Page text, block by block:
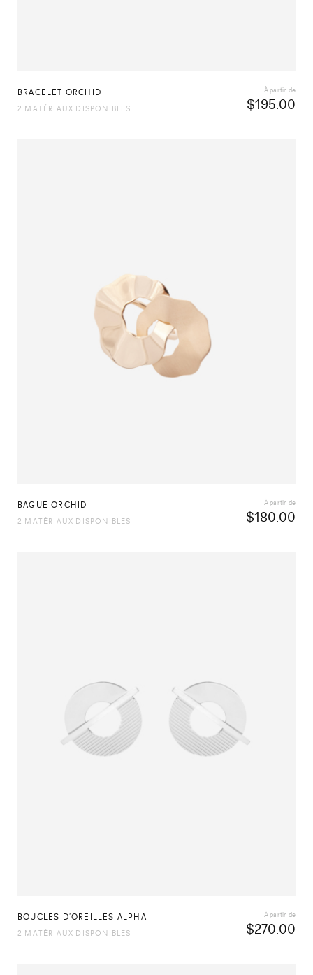
BRACELET ORCHID
$195.00
À partir de
2 MATÉRIAUX DISPONIBLES
BAGUE ORCHID
$180.00
À partir de
2 MATÉRIAUX DISPONIBLES
BOUCLES D’OREILLES ALPHA
$270.00
À partir de
2 MATÉRIAUX DISPONIBLES